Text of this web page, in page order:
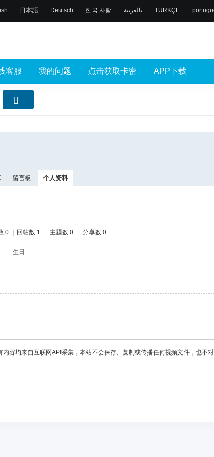
日本語 Deutsch 한국 사람 بالعربية TÜRKÇE
客服 我的问题 点击获取卡密 APP下载
留言板 个人资料
0 回帖数 1 主题数 0 分享数 0
生日 -
内容均来自互联网API采集，本站不会保存、复制或传播任何视频文件，也